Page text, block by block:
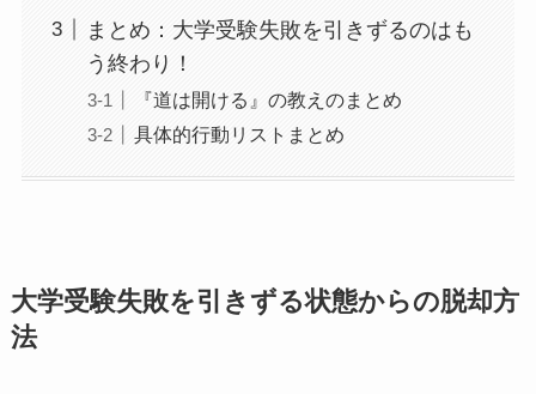
まとめ：大学受験失敗を引きずるのはも
う終わり！
『道は開ける』の教えのまとめ
具体的行動リストまとめ
大学受験失敗を引きずる状態からの脱却方
法